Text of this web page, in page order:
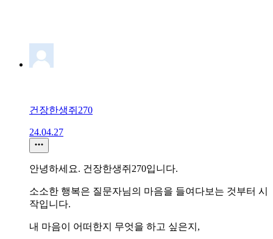
건장한생쥐270
24.04.27
안녕하세요. 건장한생쥐270입니다.
소소한 행복은 질문자님의 마음을 들여다보는 것부터 시
작입니다.
내 마음이 어떠한지 무엇을 하고 싶은지,